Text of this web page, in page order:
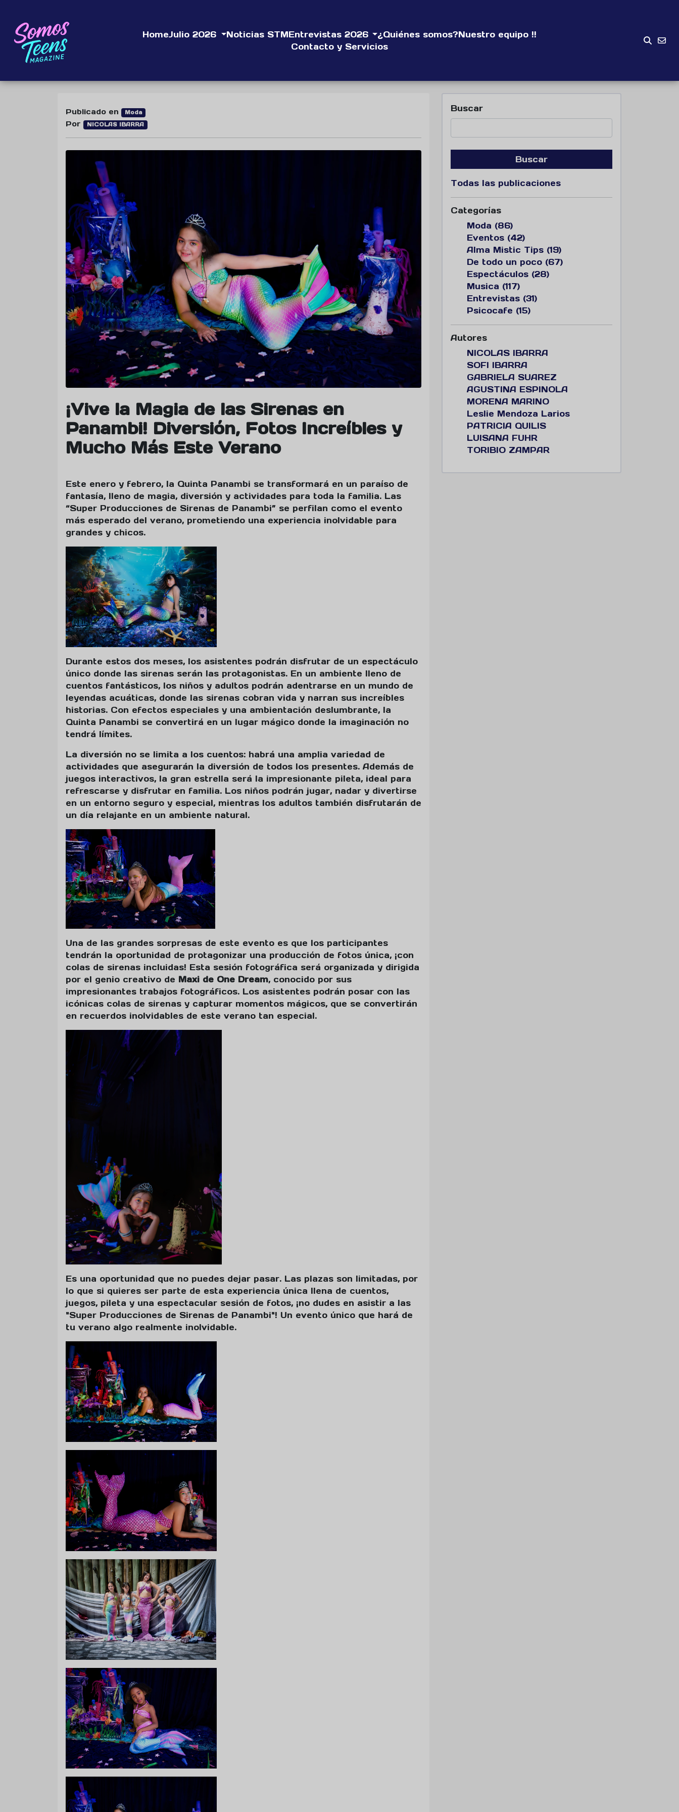
HomeJulio 2026 Noticias STMEntrevistas 2026 ¿Quiénes somos?Nuestro equipo !!
Contacto y Servicios
Publicado en Moda
Por NICOLAS IBARRA
¡Vive la Magia de las Sirenas en
Panambi! Diversión, Fotos Increíbles y
Mucho Más Este Verano
Este enero y febrero, la Quinta Panambi se transformará en un paraíso de
fantasía, lleno de magia, diversión y actividades para toda la familia. Las
“Super Producciones de Sirenas de Panambi” se perfilan como el evento
más esperado del verano, prometiendo una experiencia inolvidable para
grandes y chicos.
Durante estos dos meses, los asistentes podrán disfrutar de un espectáculo
único donde las sirenas serán las protagonistas. En un ambiente lleno de
cuentos fantásticos, los niños y adultos podrán adentrarse en un mundo de
leyendas acuáticas, donde las sirenas cobran vida y narran sus increíbles
historias. Con efectos especiales y una ambientación deslumbrante, la
Quinta Panambi se convertirá en un lugar mágico donde la imaginación no
tendrá límites.
La diversión no se limita a los cuentos: habrá una amplia variedad de
actividades que asegurarán la diversión de todos los presentes. Además de
juegos interactivos, la gran estrella será la impresionante pileta, ideal para
refrescarse y disfrutar en familia. Los niños podrán jugar, nadar y divertirse
en un entorno seguro y especial, mientras los adultos también disfrutarán de
un día relajante en un ambiente natural.
Una de las grandes sorpresas de este evento es que los participantes
tendrán la oportunidad de protagonizar una producción de fotos única, ¡con
colas de sirenas incluidas! Esta sesión fotográfica será organizada y dirigida
por el genio creativo de Maxi de One Dream, conocido por sus
impresionantes trabajos fotográficos. Los asistentes podrán posar con las
icónicas colas de sirenas y capturar momentos mágicos, que se convertirán
en recuerdos inolvidables de este verano tan especial.
Es una oportunidad que no puedes dejar pasar. Las plazas son limitadas, por
lo que si quieres ser parte de esta experiencia única llena de cuentos,
juegos, pileta y una espectacular sesión de fotos, ¡no dudes en asistir a las
"Super Producciones de Sirenas de Panambi"! Un evento único que hará de
tu verano algo realmente inolvidable.
Buscar
Buscar
Todas las publicaciones
Categorías
Moda (86)
Eventos (42)
Alma Mistic Tips (19)
De todo un poco (67)
Espectáculos (28)
Musica (117)
Entrevistas (31)
Psicocafe (15)
Autores
NICOLAS IBARRA
SOFI IBARRA
GABRIELA SUAREZ
AGUSTINA ESPINOLA
MORENA MARINO
Leslie Mendoza Larios
PATRICIA QUILIS
LUISANA FUHR
TORIBIO ZAMPAR